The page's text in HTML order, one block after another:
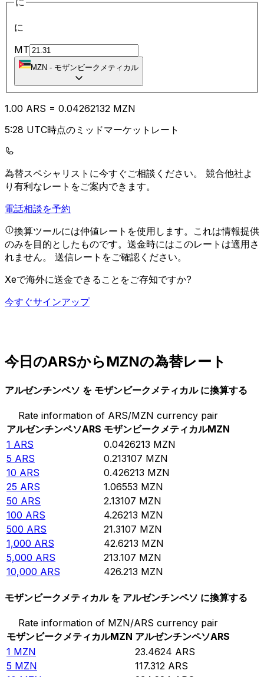
に
MT
MZN - モザンビークメティカル
1.00 ARS = 0.04262132 MZN
5:28 UTC時点のミッドマーケットレート
為替スペシャリストに今すぐご相談ください。 競合他社よ
り有利なレートをご案内できます。
電話相談を予約
換算ツールには仲値レートを使用します。これは情報提供
のみを目的としたものです。送金時にはこのレートは適用さ
れません。 送信レートをご確認ください。
Xeで海外に送金できることをご存知ですか?
今すぐサインアップ
今日のARSからMZNの為替レート
アルゼンチンペソ を モザンビークメティカル に換算する
Rate information of ARS/MZN currency pair
アルゼンチンペソARS モザンビークメティカルMZN
1 ARS 0.0426213 MZN
5 ARS 0.213107 MZN
10 ARS 0.426213 MZN
25 ARS 1.06553 MZN
50 ARS 2.13107 MZN
100 ARS 4.26213 MZN
500 ARS 21.3107 MZN
1,000 ARS 42.6213 MZN
5,000 ARS 213.107 MZN
10,000 ARS 426.213 MZN
モザンビークメティカル を アルゼンチンペソ に換算する
Rate information of MZN/ARS currency pair
モザンビークメティカルMZN アルゼンチンペソARS
1 MZN 23.4624 ARS
5 MZN 117.312 ARS